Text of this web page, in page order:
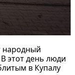
народный
этот день люди
в Купалу